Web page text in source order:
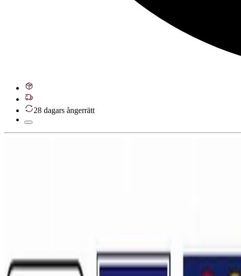
28 dagars ångerrätt